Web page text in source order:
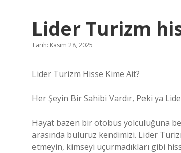
Lider Turizm
Tarih: Kasım 28, 2025
Lider Turizm Hisse Kime Ait?
Her Şeyin Bir Sahibi Vardır, Peki ya
Hayat bazen bir otobüs yolculuğuna
arasında buluruz kendimizi. Lider
etmeyin, kimseyi uçurmadıkları gibi